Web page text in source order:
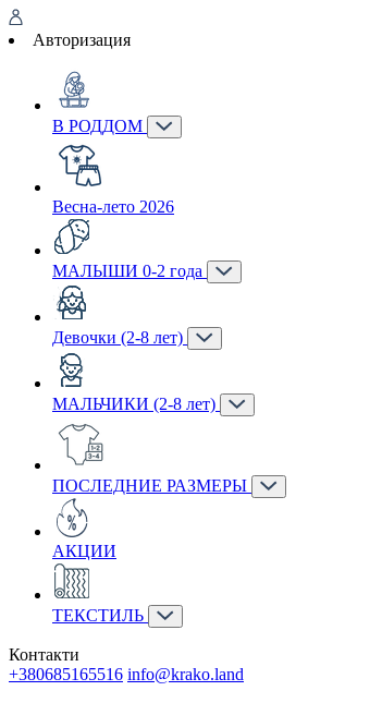
Авторизация
В РОДДОМ
Весна-лето 2026
МАЛЫШИ 0-2 года
Девочки (2-8 лет)
МАЛЬЧИКИ (2-8 лет)
ПОСЛЕДНИЕ РАЗМЕРЫ
АКЦИИ
ТЕКСТИЛЬ
Контакти
+380685165516 info@krako.land